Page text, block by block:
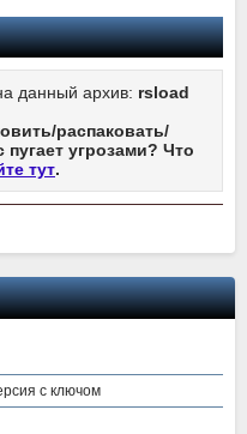
данный архив: rsload
распаковать/
пугает угрозами? Что
тут.
с ключом